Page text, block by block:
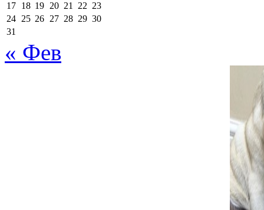
китайская хохлатая
Ассоциация Защиты
29 января, 2013 в 2:32
[…] Китайская
Добавить комментарий
17 18 19 20 21 22 23
24 25 26 27 28 29 30
31
« Фев